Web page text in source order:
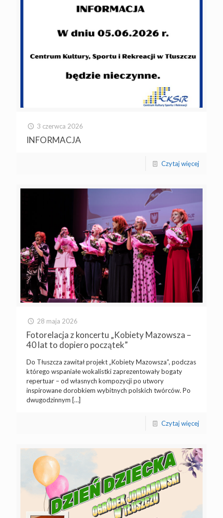
3 czerwca 2026
INFORMACJA
Czytaj więcej
28 maja 2026
Fotorelacja z koncertu „Kobiety Mazowsza –
40 lat to dopiero początek”
Do Tłuszcza zawitał projekt „Kobiety Mazowsza”, podczas
którego wspaniałe wokalistki zaprezentowały bogaty
repertuar – od własnych kompozycji po utwory
inspirowane dorobkiem wybitnych polskich twórców. Po
dwugodzinnym […]
Czytaj więcej